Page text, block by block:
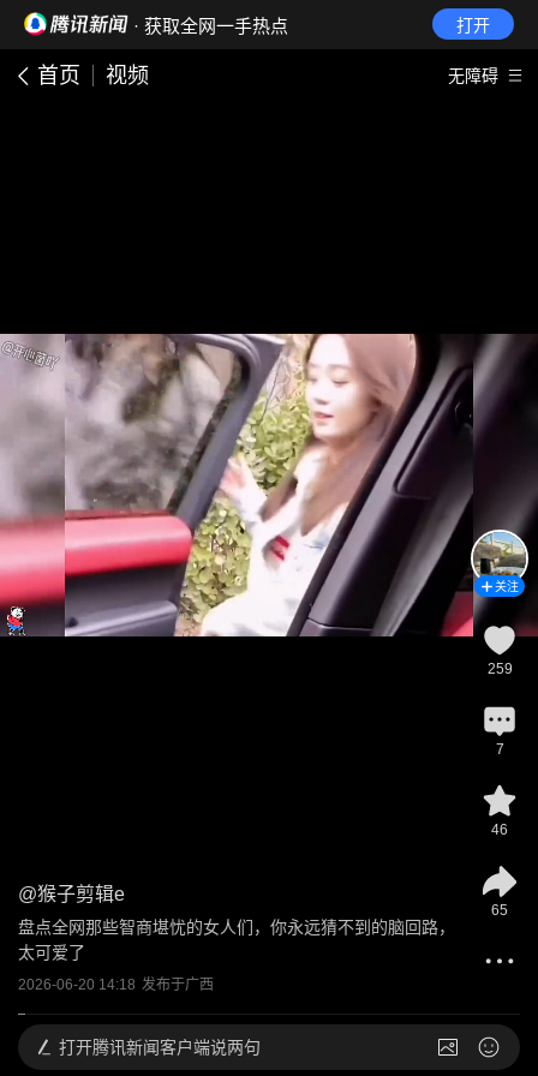
· 获取全网一手热点 打开
首页 视频 无障碍
@猴子剪辑e
盘点全网那些智商堪忧的女人们，你永远猜不到的脑回路，
太可爱了
2026-06-20 14:18 发布于广西
关注
259
7
46
65
打开腾讯新闻客户端说两句